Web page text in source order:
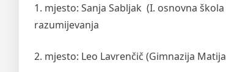
1. mjesto: Sanja Sabljak (I. osnovna
razumijevanja
2. mjesto: Leo Lavrenčič (Gimnazija